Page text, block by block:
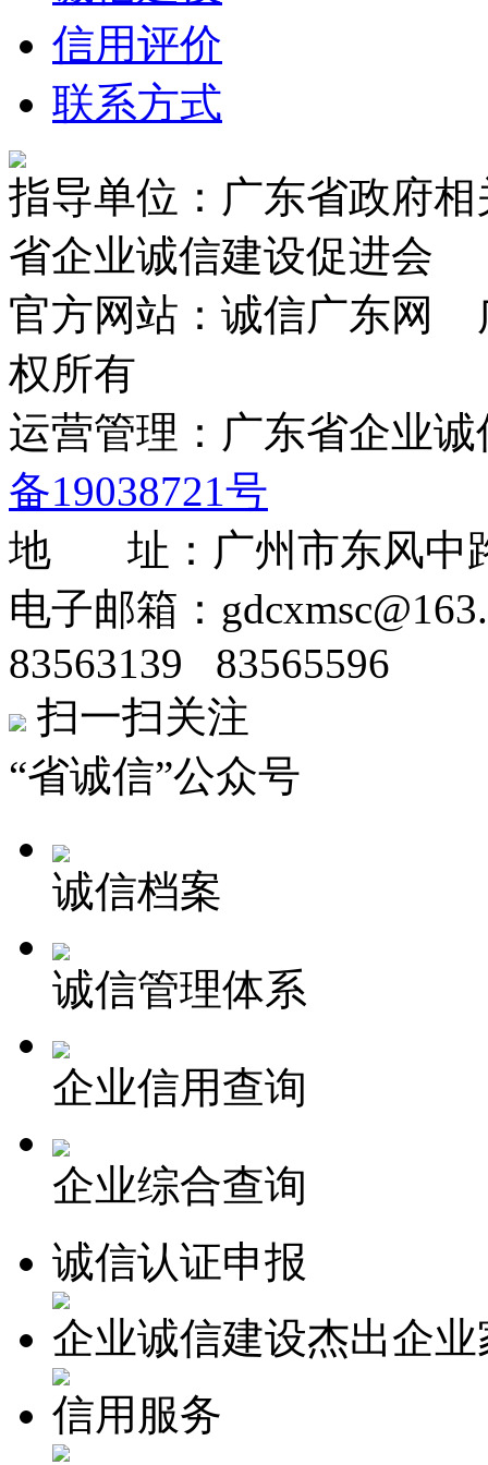
信用评价
联系方式
指导单位：广东省政府
省企业诚信建设促进会
官方网站：诚信广东网
权所有
运营管理：广东省企业
备19038721号
地 址：广州市东风中
电子邮箱：
83563139 83565596
扫一扫关注
“省诚信”公众号
诚信档案
诚信管理体系
企业信用查询
企业综合查询
诚信认证申报
企业诚信建设杰出企
信用服务